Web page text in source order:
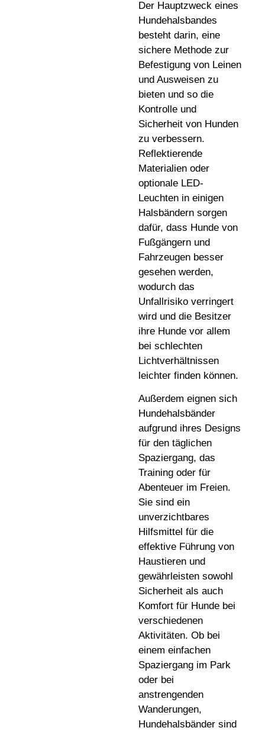
Der Hauptzweck eines
Hundehalsbandes
besteht darin, eine
sichere Methode zur
Befestigung von Leinen
und Ausweisen zu
bieten und so die
Kontrolle und
Sicherheit von Hunden
zu verbessern.
Reflektierende
Materialien oder
optionale LED-
Leuchten in einigen
Halsbändern sorgen
dafür, dass Hunde von
Fußgängern und
Fahrzeugen besser
gesehen werden,
wodurch das
Unfallrisiko verringert
wird und die Besitzer
ihre Hunde vor allem
bei schlechten
Lichtverhältnissen
leichter finden können.
Außerdem eignen sich
Hundehalsbänder
aufgrund ihres Designs
für den täglichen
Spaziergang, das
Training oder für
Abenteuer im Freien.
Sie sind ein
unverzichtbares
Hilfsmittel für die
effektive Führung von
Haustieren und
gewährleisten sowohl
Sicherheit als auch
Komfort für Hunde bei
verschiedenen
Aktivitäten. Ob bei
einem einfachen
Spaziergang im Park
oder bei
anstrengenden
Wanderungen,
Hundehalsbänder sind